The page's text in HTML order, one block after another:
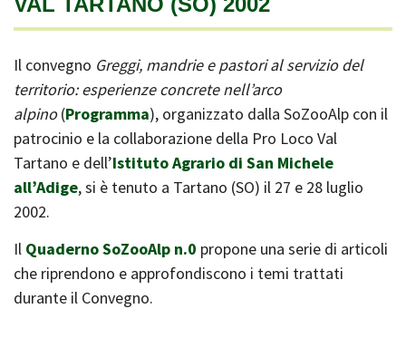
Il convegno Greggi, mandrie e pastori al servizio del
territorio: esperienze concrete nell’arco
alpino(Programma), organizzato dalla SoZooAlp con il
patrocinio e la collaborazione della Pro Loco Val
Tartano e dell’Istituto Agrario di San Michele
all’Adige, si è tenuto a Tartano (SO) il 27 e 28 luglio
2002.
Il Quaderno SoZooAlp n.0 propone una serie di articoli
che riprendono e approfondiscono i temi trattati
durante il Convegno.